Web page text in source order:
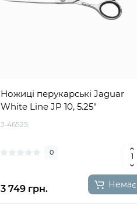
Ножиці перукарські Jaguar
White Line JP 10, 5.25"
J-46525
0
3 749 грн. Немає